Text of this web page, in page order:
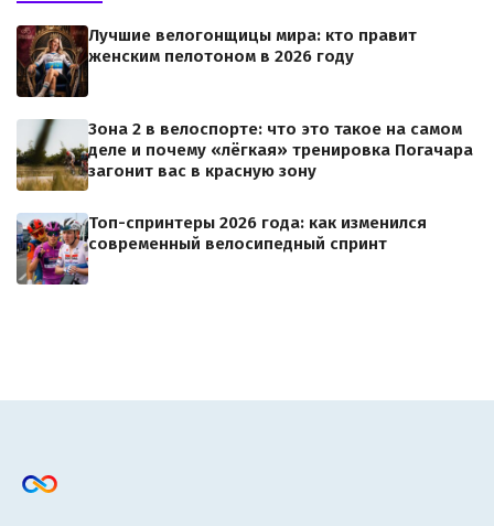
Лучшие велогонщицы мира: кто правит
женским пелотоном в 2026 году
Зона 2 в велоспорте: что это такое на самом
деле и почему «лёгкая» тренировка Погачара
загонит вас в красную зону
Топ-спринтеры 2026 года: как изменился
современный велосипедный спринт